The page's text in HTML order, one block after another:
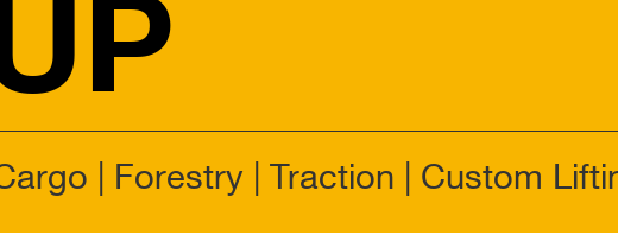
| Forestry | Traction | Custom